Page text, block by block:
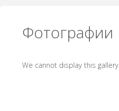
Фотографии
We cannot display this gallery